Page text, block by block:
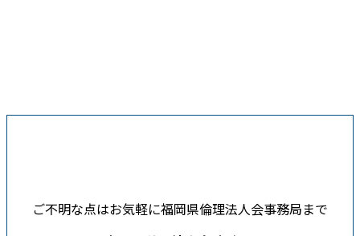
ご不明な点はお気軽に福岡県倫理法人会事務局まで